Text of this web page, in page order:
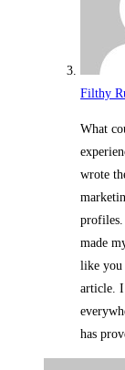
Filthy
What
wrote
profiles.
made
like you
article.
has